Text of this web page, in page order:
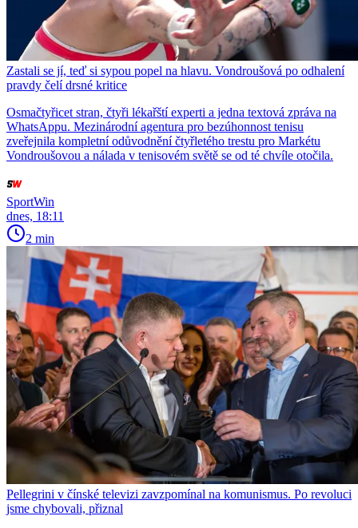
Zastali se jí, teď si sypou popel na hlavu. Vondroušová po odhalení
pravdy čelí drsné kritice
Osmačtyřicet stran, čtyři lékařští experti a jedna textová zpráva na
WhatsAppu. Mezinárodní agentura pro bezúhonnost tenisu
zveřejnila kompletní odůvodnění čtyřletého trestu pro Markétu
Vondroušovou a nálada v tenisovém světě se od té chvíle otočila.
SportWin
dnes, 18:11
2 min
Pellegrini v čínské televizi zavzpomínal na komunismus. Po revoluci
jsme chybovali, přiznal